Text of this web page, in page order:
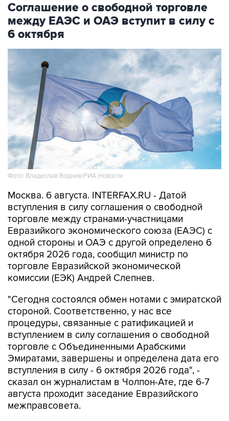
Соглашение о свободной торговле
между ЕАЭС и ОАЭ вступит в силу с
6 октября
Фото: Владислав Воднев/РИА Новости
Москва. 6 августа. INTERFAX.RU - Датой
вступления в силу соглашения о свободной
торговле между странами-участницами
Евразийкого экономического союза (ЕАЭС) с
одной стороны и ОАЭ с другой определено 6
октября 2026 года, сообщил министр по
торговле Евразийской экономической
комиссии (ЕЭК) Андрей Слепнев.
"Сегодня состоялся обмен нотами с эмиратской
стороной. Соответственно, у нас все
процедуры, связанные с ратификацией и
вступлением в силу соглашения о свободной
торговле с Объединенными Арабскими
Эмиратами, завершены и определена дата его
вступления в силу - 6 октября 2026 года", -
сказал он журналистам в Чолпон-Ате, где 6-7
августа проходит заседание Евразийского
межправсовета.